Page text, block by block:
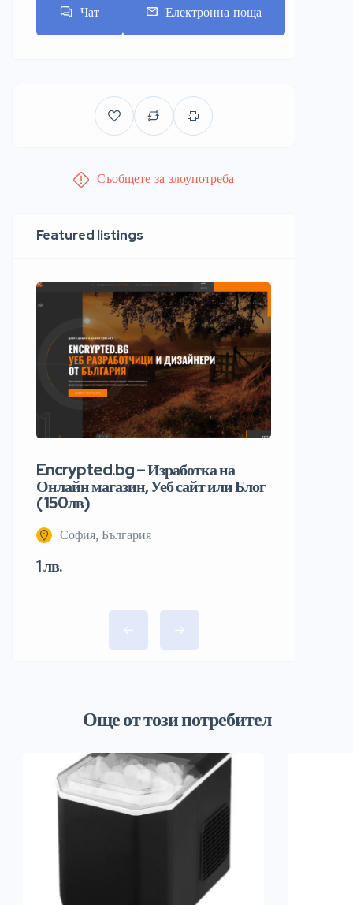
Чат Електронна поща
Съобщете за злоупотреба
Featured listings
Encrypted.bg – Изработка на
Онлайн магазин, Уеб сайт или Блог
( 150лв)
София, България
1 лв.
Още от този потребител